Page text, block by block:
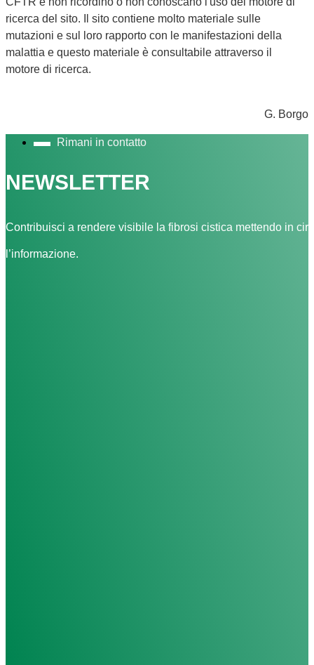
ricerca del sito. Il sito contiene molto materiale sulle
mutazioni e sul loro rapporto con le manifestazioni della
malattia e questo materiale è consultabile attraverso il
motore di ricerca.
G. Borgo
Rimani in contatto
NEWSLETTER
Contribuisci a rendere visibile la fibrosi cistica mettendo in
l’informazione.